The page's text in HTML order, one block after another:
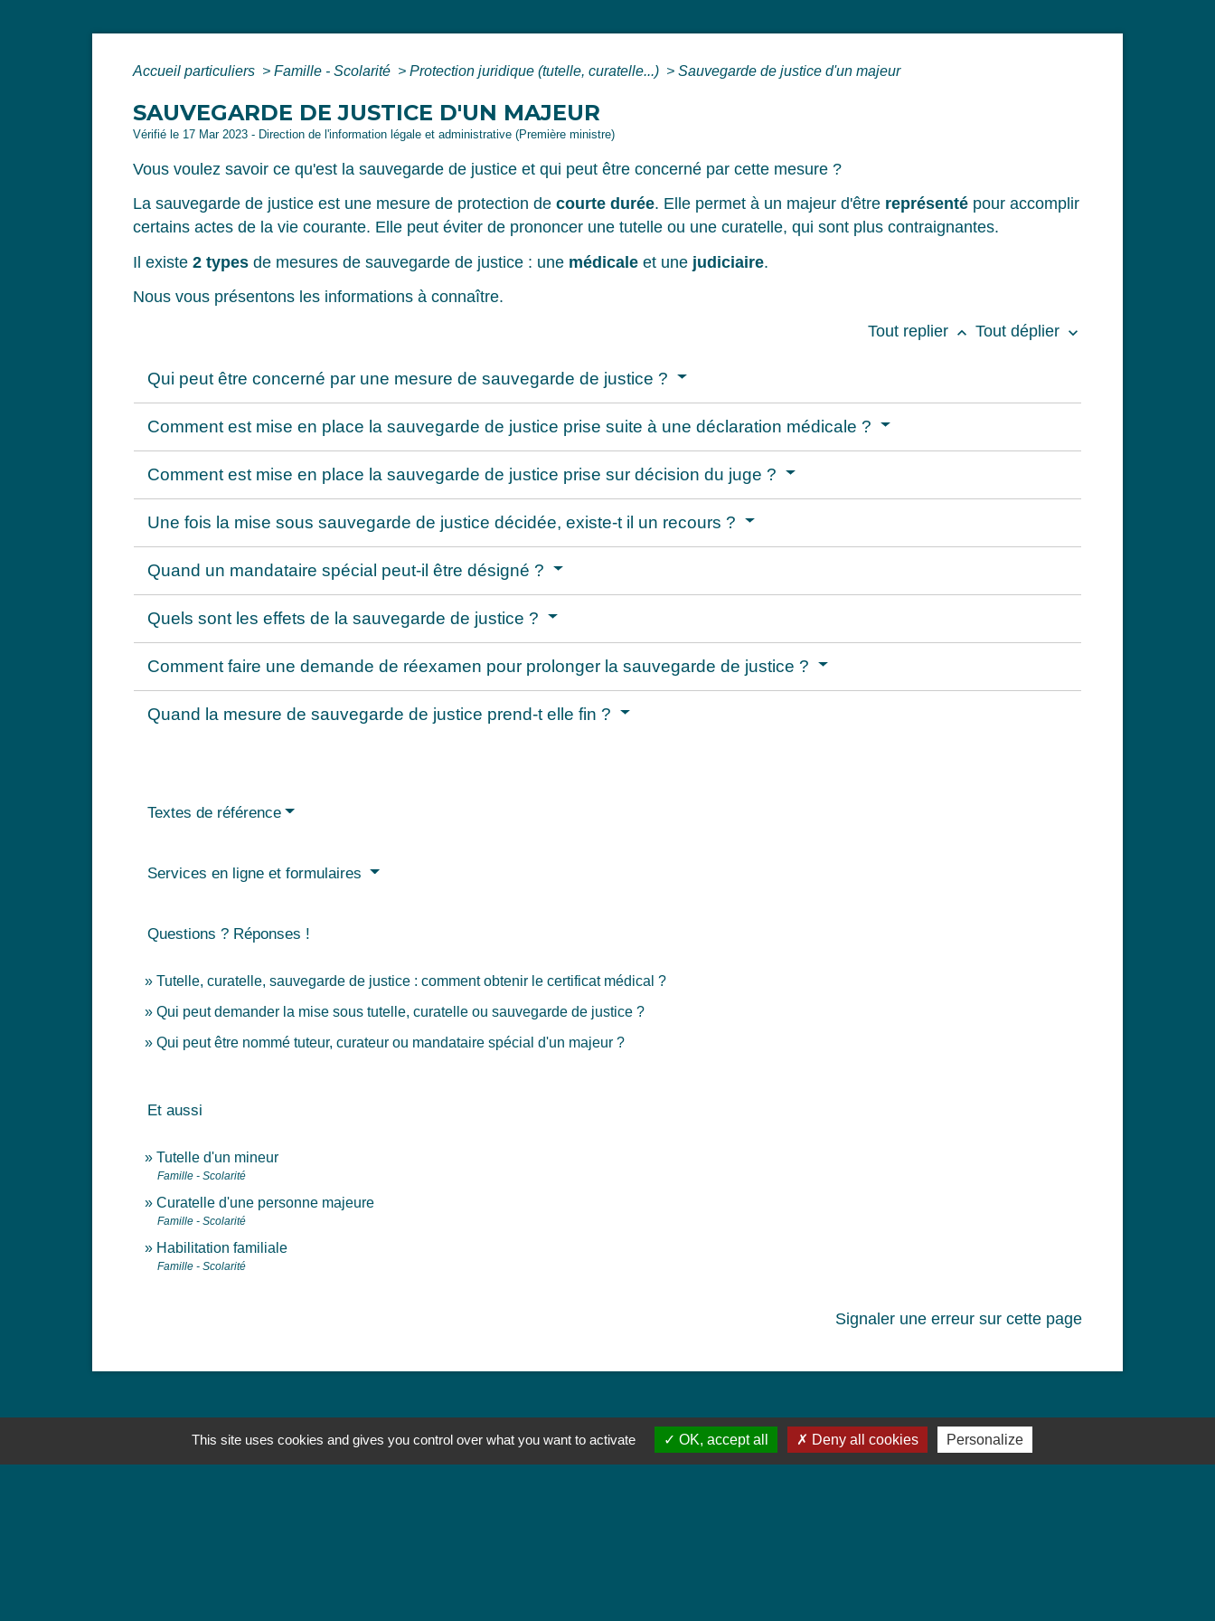
Accueil particuliers > Famille - Scolarité > Protection juridique (tutelle, curatelle...) > Sauvegarde de justice d'un majeur
SAUVEGARDE DE JUSTICE D'UN MAJEUR
Vérifié le 17 Mar 2023 - Direction de l'information légale et administrative (Première ministre)
Vous voulez savoir ce qu'est la sauvegarde de justice et qui peut être concerné par cette mesure ?
La sauvegarde de justice est une mesure de protection de courte durée. Elle permet à un majeur d'être représenté pour accomplir
certains actes de la vie courante. Elle peut éviter de prononcer une tutelle ou une curatelle, qui sont plus contraignantes.
Il existe 2 types de mesures de sauvegarde de justice : une médicale et une judiciaire.
Nous vous présentons les informations à connaître.
Tout replier keyboard_arrow_up Tout déplier keyboard_arrow_down
Qui peut être concerné par une mesure de sauvegarde de justice ?
Comment est mise en place la sauvegarde de justice prise suite à une déclaration médicale ?
Comment est mise en place la sauvegarde de justice prise sur décision du juge ?
Une fois la mise sous sauvegarde de justice décidée, existe-t il un recours ?
Quand un mandataire spécial peut-il être désigné ?
Quels sont les effets de la sauvegarde de justice ?
Comment faire une demande de réexamen pour prolonger la sauvegarde de justice ?
Quand la mesure de sauvegarde de justice prend-t elle fin ?
Textes de référence
Services en ligne et formulaires
Questions ? Réponses !
Tutelle, curatelle, sauvegarde de justice : comment obtenir le certificat médical ?
Qui peut demander la mise sous tutelle, curatelle ou sauvegarde de justice ?
Qui peut être nommé tuteur, curateur ou mandataire spécial d'un majeur ?
Et aussi
Tutelle d'un mineur
Famille - Scolarité
Curatelle d'une personne majeure
Famille - Scolarité
Habilitation familiale
Famille - Scolarité
Signaler une erreur sur cette page
This site uses cookies and gives you control over what you want to activate OK, accept all Deny all cookies Personalize